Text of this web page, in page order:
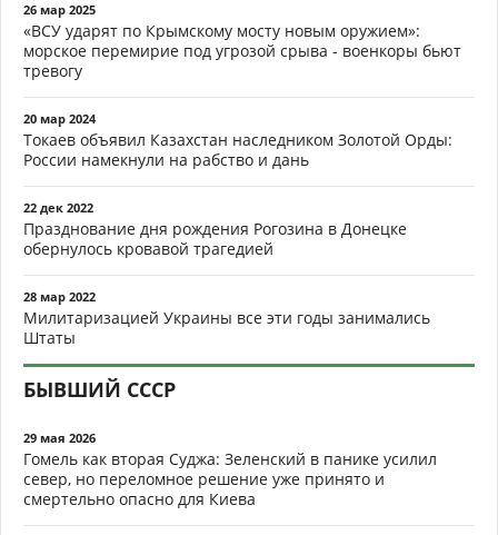
26 мар 2025
«ВСУ ударят по Крымскому мосту новым оружием»:
морское перемирие под угрозой срыва - военкоры бьют
тревогу
20 мар 2024
Токаев объявил Казахстан наследником Золотой Орды:
России намекнули на рабство и дань
22 дек 2022
Празднование дня рождения Рогозина в Донецке
обернулось кровавой трагедией
28 мар 2022
Милитаризацией Украины все эти годы занимались
Штаты
БЫВШИЙ СССР
29 мая 2026
Гомель как вторая Суджа: Зеленский в панике усилил
север, но переломное решение уже принято и
смертельно опасно для Киева